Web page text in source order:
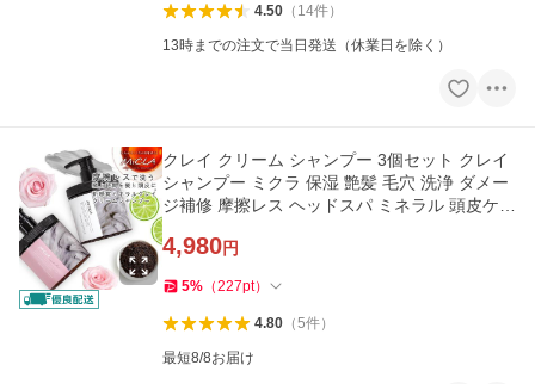
4.50（ 14件）
13時までの注文で当日発送（休業日を除く）
クレイ クリーム シャンプー 3個セット クレイ
シャンプー ミクラ 保湿 艶髪 毛穴 洗浄 ダメー
ジ補修 摩擦レス ヘッドスパ ミネラル 頭皮ケア
4,980円
5% （227pt）
4.80（5件）
最短8/8お届け